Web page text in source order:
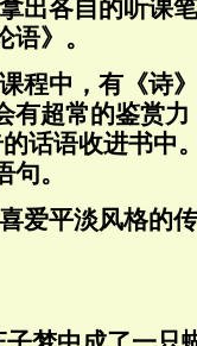
出各自的听课
》。
程中，有《诗
有超常的鉴赏
话语收进书中
。
爱平淡风格的